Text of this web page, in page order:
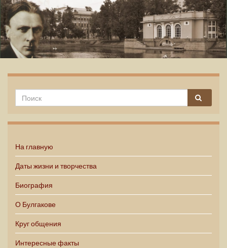
На главную
Даты жизни и творчества
Биография
О Булгакове
Круг общения
Интересные факты